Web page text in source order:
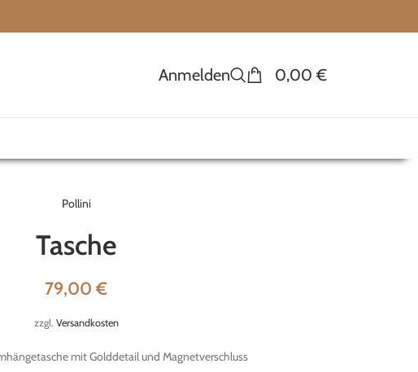
Anmelden 0,00€
Pollini
Tasche
79,00€
zzgl. Versandkosten
mit Golddetail und Magnetverschluss